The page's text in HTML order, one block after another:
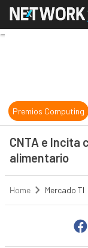
Premios Computing
CNTA e Incita
alimentario
Home Mercado TI